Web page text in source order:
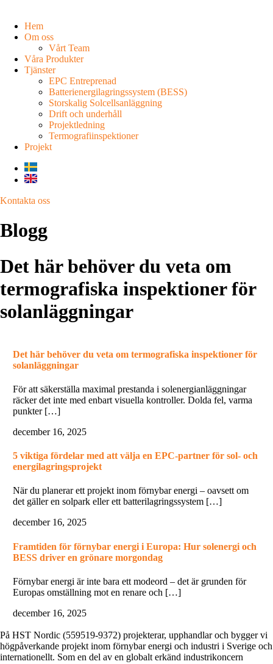
Hem
Om oss
Vårt Team
Våra Produkter
Tjänster
EPC Entreprenad
Batterienergilagringssystem (BESS)
Storskalig Solcellsanläggning
Drift och underhåll
Projektledning
Termografiinspektioner
Projekt
Kontakta oss
Blogg
Det här behöver du veta om
termografiska inspektioner för
solanläggningar
Det här behöver du veta om termografiska inspektioner för
solanläggningar
För att säkerställa maximal prestanda i solenergianläggningar
räcker det inte med enbart visuella kontroller. Dolda fel, varma
punkter […]
december 16, 2025
5 viktiga fördelar med att välja en EPC-partner för sol- och
energilagringsprojekt
När du planerar ett projekt inom förnybar energi – oavsett om
det gäller en solpark eller ett batterilagringssystem […]
december 16, 2025
Framtiden för förnybar energi i Europa: Hur solenergi och
BESS driver en grönare morgondag
Förnybar energi är inte bara ett modeord – det är grunden för
Europas omställning mot en renare och […]
december 16, 2025
På HST Nordic (559519-9372) projekterar, upphandlar och bygger vi
högpåverkande projekt inom förnybar energi och industri i Sverige och
internationellt. Som en del av en globalt erkänd industrikoncern